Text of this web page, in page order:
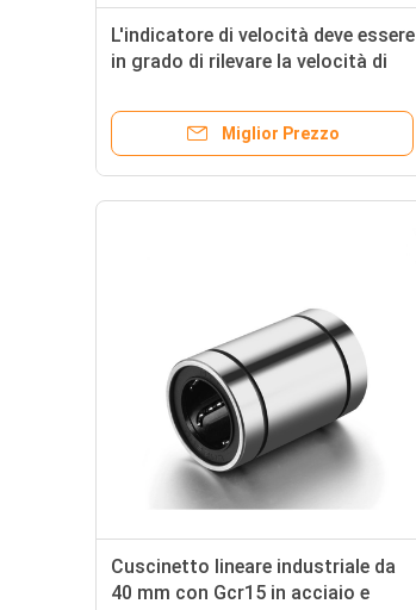
L'indicatore di velocità deve essere
in grado di rilevare la velocità di
Miglior Prezzo
Cuscinetto lineare industriale da
40 mm con Gcr15 in acciaio e